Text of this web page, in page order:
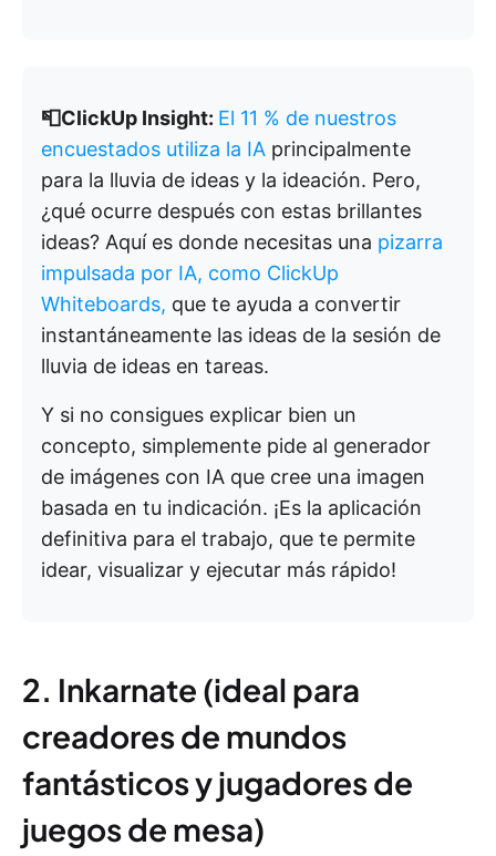
📮ClickUp Insight: El 11 % de nuestros
encuestados utiliza la IA principalmente
para la lluvia de ideas y la ideación. Pero,
¿qué ocurre después con estas brillantes
ideas? Aquí es donde necesitas una pizarra
impulsada por IA, como ClickUp
Whiteboards, que te ayuda a convertir
instantáneamente las ideas de la sesión de
lluvia de ideas en tareas.
Y si no consigues explicar bien un
concepto, simplemente pide al generador
de imágenes con IA que cree una imagen
basada en tu indicación. ¡Es la aplicación
definitiva para el trabajo, que te permite
idear, visualizar y ejecutar más rápido!
2. Inkarnate (ideal para
creadores de mundos
fantásticos y jugadores de
juegos de mesa)